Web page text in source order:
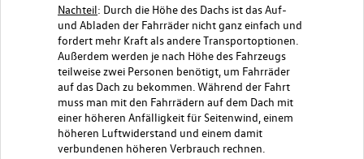
Nachteil: Durch die Höhe des Dachs ist das Auf-
und Abladen der Fahrräder nicht ganz einfach und
fordert mehr Kraft als andere Transportoptionen.
Außerdem werden je nach Höhe des Fahrzeugs
teilweise zwei Personen benötigt, um Fahrräder
auf das Dach zu bekommen. Während der Fahrt
muss man mit den Fahrrädern auf dem Dach mit
einer höheren Anfälligkeit für Seitenwind, einem
höheren Luftwiderstand und einem damit
verbundenen höheren Verbrauch rechnen.